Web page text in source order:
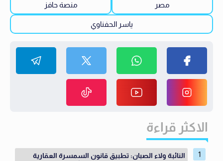
مصر منصة حافز
ياسر الحفناوي
الاكثر قراءة
النائبة ولاء الصبان: تطبيق قانون السمسرة العقارية